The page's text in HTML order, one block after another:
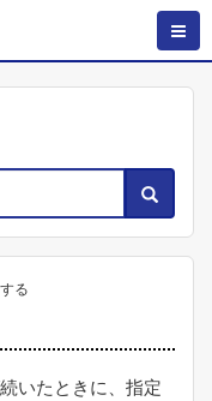
る
いたときに、指定